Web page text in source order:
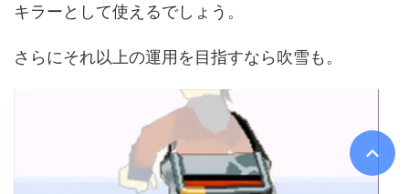
キラーとして使えるでしょう。
さらにそれ以上の運用を目指すなら吹雪も。